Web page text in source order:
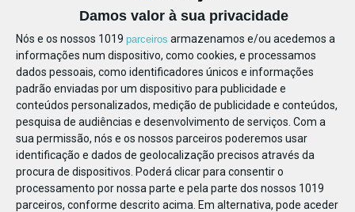
Damos valor à sua privacidade
Nós e os nossos 1019 parceiros armazenamos e/ou acedemos a
informações num dispositivo, como cookies, e processamos
dados pessoais, como identificadores únicos e informações
padrão enviadas por um dispositivo para publicidade e
conteúdos personalizados, medição de publicidade e conteúdos,
pesquisa de audiências e desenvolvimento de serviços. Com a
sua permissão, nós e os nossos parceiros poderemos usar
identificação e dados de geolocalização precisos através da
procura de dispositivos. Poderá clicar para consentir o
processamento por nossa parte e pela parte dos nossos 1019
parceiros, conforme descrito acima. Em alternativa, pode aceder